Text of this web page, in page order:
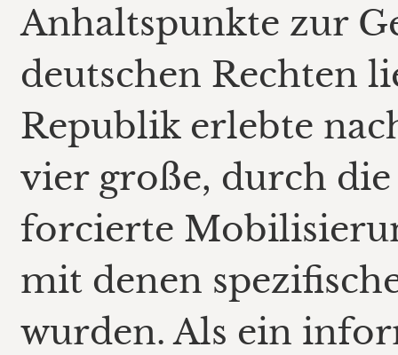
Anhaltspunkte zur
deutschen Rechten
Republik erlebte
vier große, durch
forcierte
mit denen
wurden. Als ein